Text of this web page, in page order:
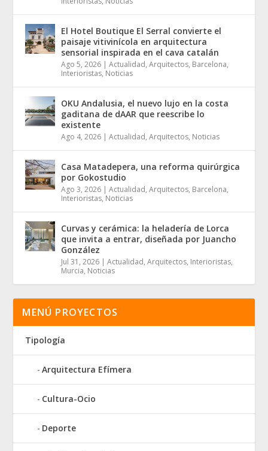
El Hotel Boutique El Serral convierte el
paisaje vitivinícola en arquitectura
sensorial inspirada en el cava catalán
Ago 5, 2026 |Actualidad,Arquitectos, Barcelona,
Interioristas, Noticias
OKU Andalusia, el nuevo lujo en la costa
gaditana de dAAR que reescribe lo
existente
Ago 4, 2026 |Actualidad,Arquitectos, Noticias
Casa Matadepera, una reforma quirúrgica
por Gokostudio
Ago 3, 2026 |Actualidad,Arquitectos, Barcelona,
Interioristas, Noticias
Curvas y cerámica: la heladería de Lorca
que invita a entrar, diseñada por Juancho
González
Jul 31, 2026 |Actualidad,Arquitectos, Interioristas,
Murcia, Noticias
MENÚ PROYECTOS
Tipología
Arquitectura Efímera
Cultura-Ocio
Deporte